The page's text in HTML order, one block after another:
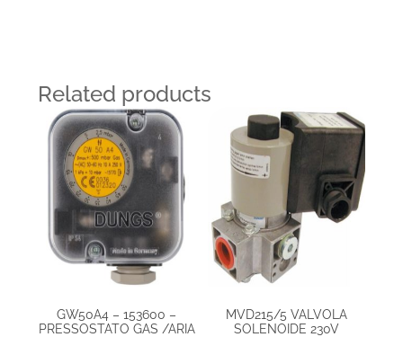
Related products
GW50A4 – 153600 –
PRESSOSTATO GAS /ARIA
MVD215/5 VALVOLA
SOLENOIDE 230V